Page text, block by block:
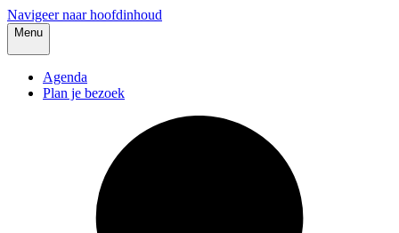
Navigeer naar hoofdinhoud
Menu
Agenda
Plan je bezoek